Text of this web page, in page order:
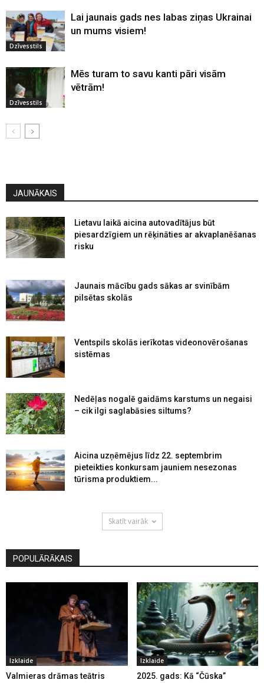
Dzīvesstils
Lai jaunais gads nes labas ziņas Ukrainai
un mums visiem!
Dzīvesstils
Mēs turam to savu kanti pāri visām
vētrām!
JAUNĀKAIS
Lietavu laikā aicina autovadītājus būt
piesardzīgiem un rēķināties ar akvaplanēšanas
risku
Jaunais mācību gads sākas ar svinībām
pilsētas skolās
Ventspils skolās ierīkotas videonovērošanas
sistēmas
Nedēļas nogalē gaidāms karstums un negaisi
– cik ilgi saglabāsies siltums?
Aicina uzņēmējus līdz 22. septembrim
pieteikties konkursam jauniem nesezonas
tūrisma produktiem...
Skatīt vairāk
POPULĀRĀKAIS
Izklaide
Valmieras drāmas teātris
Izklaide
2025. gads: Kā “Čūska”